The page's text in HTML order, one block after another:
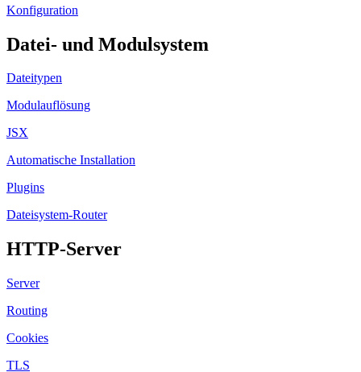
Konfiguration
Datei- und Modulsystem
Dateitypen
Modulauflösung
JSX
Automatische Installation
Plugins
Dateisystem-Router
HTTP-Server
Server
Routing
Cookies
TLS